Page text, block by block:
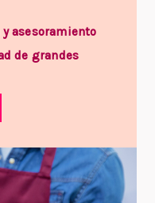
asesoramiento
de grandes